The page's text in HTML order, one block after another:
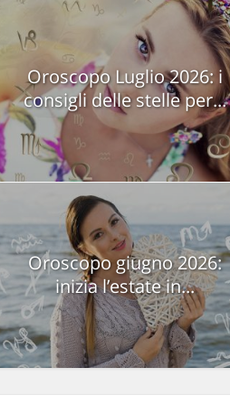
Oroscopo Luglio 2026: i
consigli delle stelle per...
Oroscopo giugno 2026:
inizia l’estate in...